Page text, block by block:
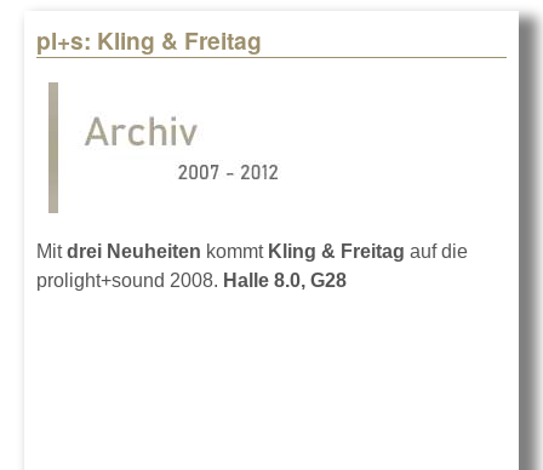
pl+s: Kling & Freitag
Mitdrei Neuheiten kommt Kling & Freitag auf die
prolight+sound 2008. Halle 8.0, G28
Pages